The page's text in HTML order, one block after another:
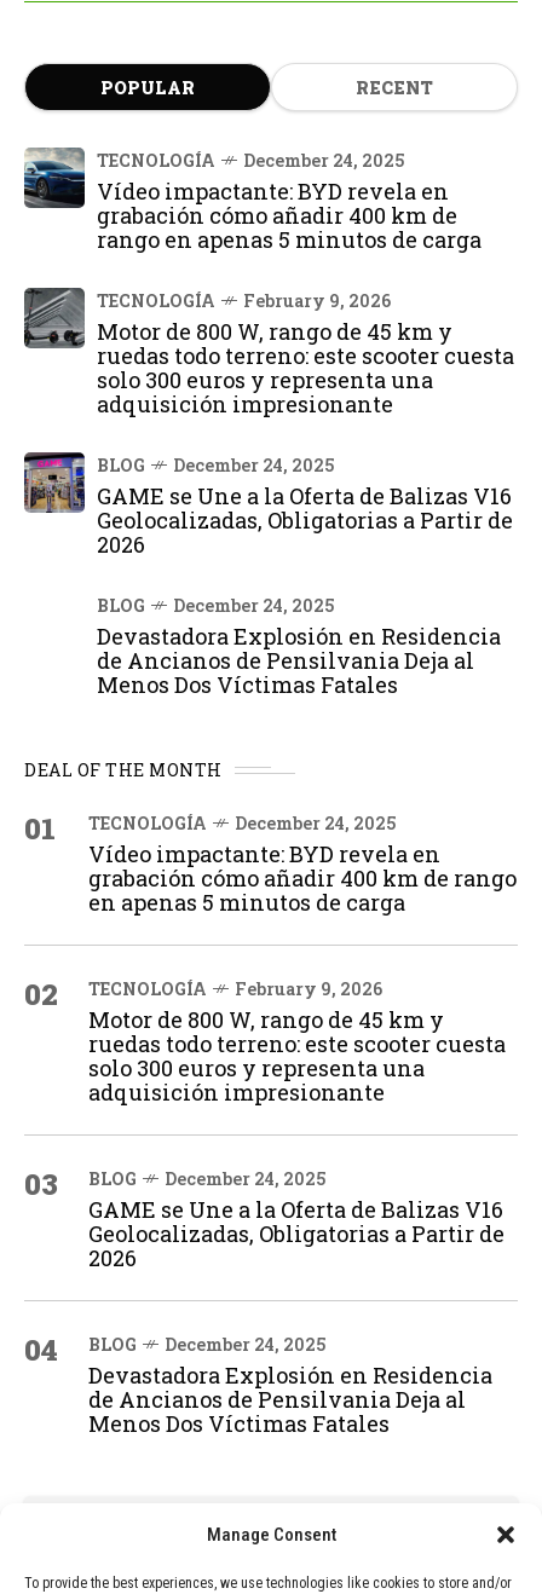
Manage Consent
To provide the best experiences, we use technologies like cookies to store and/or
POPULAR RECENT
TECNOLOGÍA December 24, 2025
Vídeo impactante: BYD revela en
grabación cómo añadir 400 km de
rango en apenas 5 minutos de carga
TECNOLOGÍA February 9, 2026
Motor de 800 W, rango de 45 km y
ruedas todo terreno: este scooter cuesta
solo 300 euros y representa una
adquisición impresionante
BLOG December 24, 2025
GAME se Une a la Oferta de Balizas V16
Geolocalizadas, Obligatorias a Partir de
2026
BLOG December 24, 2025
Devastadora Explosión en Residencia
de Ancianos de Pensilvania Deja al
Menos Dos Víctimas Fatales
DEAL OF THE MONTH
01 TECNOLOGÍA December 24, 2025
Vídeo impactante: BYD revela en
grabación cómo añadir 400 km de rango
en apenas 5 minutos de carga
02 TECNOLOGÍA February 9, 2026
Motor de 800 W, rango de 45 km y
ruedas todo terreno: este scooter cuesta
solo 300 euros y representa una
adquisición impresionante
03 BLOG December 24, 2025
GAME se Une a la Oferta de Balizas V16
Geolocalizadas, Obligatorias a Partir de
2026
04 BLOG December 24, 2025
Devastadora Explosión en Residencia
de Ancianos de Pensilvania Deja al
Menos Dos Víctimas Fatales